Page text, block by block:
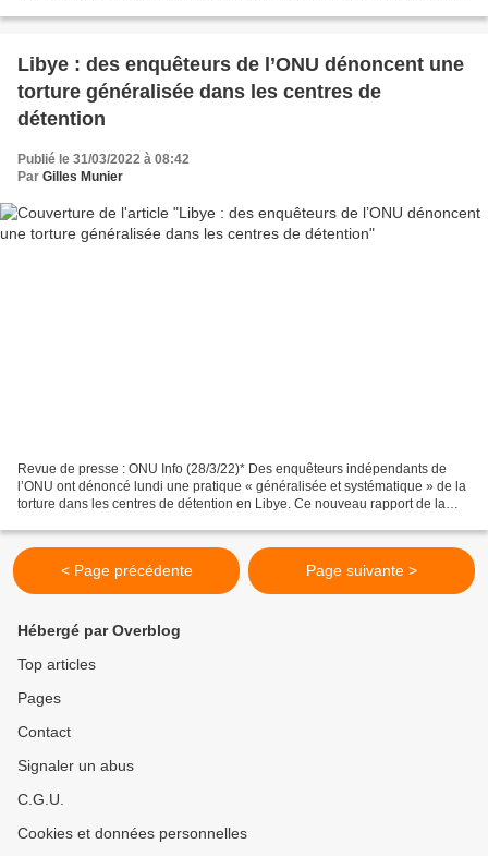
Libye : des enquêteurs de l’ONU dénoncent une
torture généralisée dans les centres de
détention
Publié le 31/03/2022 à 08:42
Par Gilles Munier
Revue de presse : ONU Info (28/3/22)* Des enquêteurs indépendants de
l’ONU ont dénoncé lundi une pratique « généralisée et systématique » de la
torture dans les centres de détention en Libye. Ce nouveau rapport de la
< Page précédente Page suivante >
Hébergé par Overblog
Top articles
Pages
Contact
Signaler un abus
C.G.U.
Cookies et données personnelles